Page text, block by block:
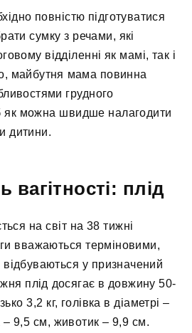
повністю підготуватися
сумку з речами, які
відділенні як мамі, так і
майбутня мама повинна
грудного
як можна швидше налагодити
дитини.
вагітності: плід
на світ на 38 тижні
вважаються терміновими,
у призначений
плід досягає в довжину 50-
3,2 кг, голівка в діаметрі –
– 9,5 см, животик – 9,9 см.